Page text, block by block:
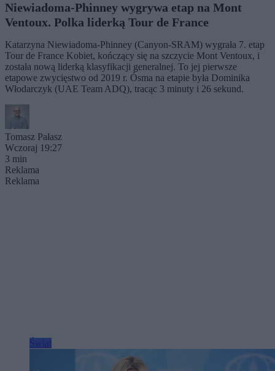
Niewiadoma-Phinney wygrywa etap na Mont
Ventoux. Polka liderką Tour de France
Katarzyna Niewiadoma-Phinney (Canyon-SRAM) wygrała 7. etap
Tour de France Kobiet, kończący się na szczycie Mont Ventoux, i
została nową liderką klasyfikacji generalnej. To jej pierwsze
etapowe zwycięstwo od 2019 r. Ósma na etapie była Dominika
Włodarczyk (UAE Team ADQ), tracąc 3 minuty i 26 sekund.
Tomasz Pałasz
Wczoraj 19:27
3 min
Reklama
Reklama